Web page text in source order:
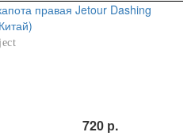
правая Jetour Dashing
720 р.